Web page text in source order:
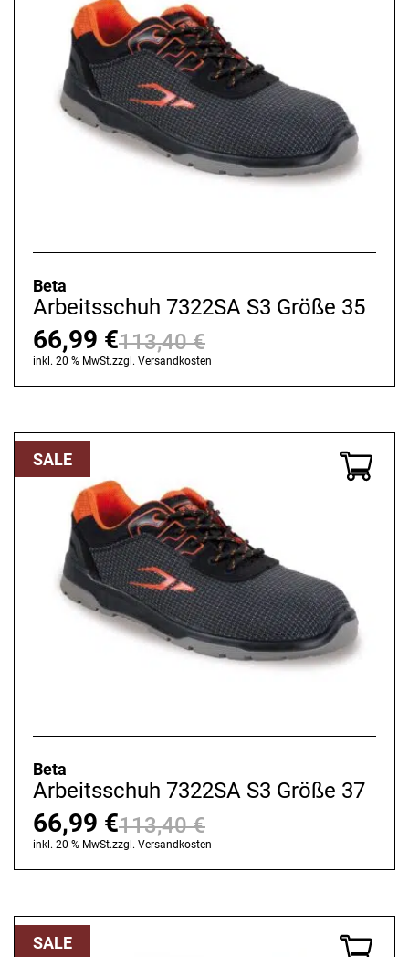
Beta
Arbeitsschuh 7322SA S3 Größe 35
113,40€
Ursprünglicher
war:
66,99 €
Aktueller
ist:
inkl. 20 % MwSt.zzgl. Versandkosten
SALE
Beta
Arbeitsschuh 7322SA S3 Größe 37
113,40€
Ursprünglicher
war:
66,99 €
Aktueller
ist:
inkl. 20 % MwSt.zzgl. Versandkosten
SALE